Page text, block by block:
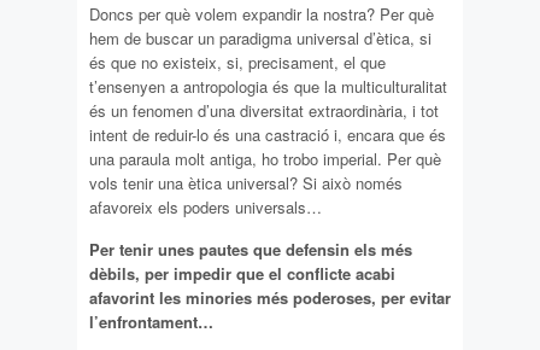
Doncs per què volem expandir la nostra? Per què
hem de buscar un paradigma universal d’ètica, si
és que no existeix, si, precisament, el que
t’ensenyen a antropologia és que la multiculturalitat
és un fenomen d’una diversitat extraordinària, i tot
intent de reduir-lo és una castració i, encara que és
una paraula molt antiga, ho trobo imperial. Per què
vols tenir una ètica universal? Si això només
afavoreix els poders universals…
Per tenir unes pautes que defensin els més
dèbils, per impedir que el conflicte acabi
afavorint les minories més poderoses, per evitar
l’enfrontament…